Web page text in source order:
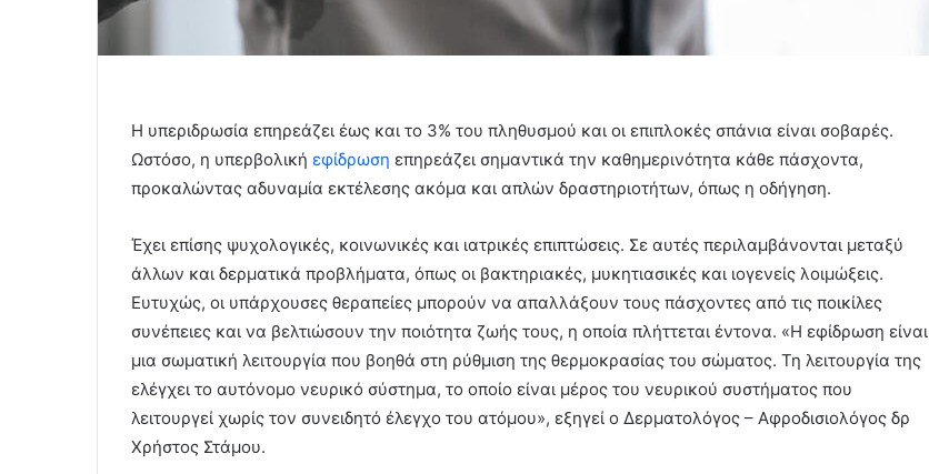
Η υπεριδρωσία επηρεάζει έως και το 3% του πληθυσμού και οι επιπλοκές σπάνια είναι σοβαρές.
Ωστόσο, η υπερβολική εφίδρωση επηρεάζει σημαντικά την καθημερινότητα κάθε πάσχοντα,
προκαλώντας αδυναμία εκτέλεσης ακόμα και απλών δραστηριοτήτων, όπως η οδήγηση.
Έχει επίσης ψυχολογικές, κοινωνικές και ιατρικές επιπτώσεις. Σε αυτές περιλαμβάνονται μεταξύ
άλλων και δερματικά προβλήματα, όπως οι βακτηριακές, μυκητιασικές και ιογενείς λοιμώξεις.
Ευτυχώς, οι υπάρχουσες θεραπείες μπορούν να απαλλάξουν τους πάσχοντες από τις ποικίλες
συνέπειες και να βελτιώσουν την ποιότητα ζωής τους, η οποία πλήττεται έντονα. «Η εφίδρωση είναι
μια σωματική λειτουργία που βοηθά στη ρύθμιση της θερμοκρασίας του σώματος. Τη λειτουργία της
ελέγχει το αυτόνομο νευρικό σύστημα, το οποίο είναι μέρος του νευρικού συστήματος που
λειτουργεί χωρίς τον συνειδητό έλεγχο του ατόμου», εξηγεί ο Δερματολόγος – Αφροδισιολόγος δρ
Χρήστος Στάμου.